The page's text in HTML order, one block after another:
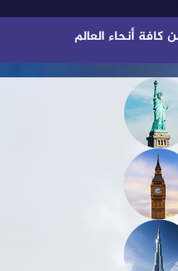
كافة أنحاء العالم